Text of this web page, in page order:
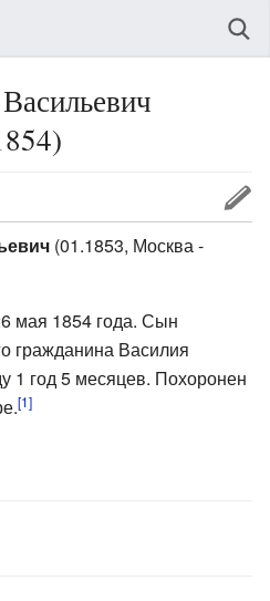
(01.1853, Москва -
мая 1854 года. Сын
гражданина Василия
1 год 5 месяцев. Похоронен
[1]